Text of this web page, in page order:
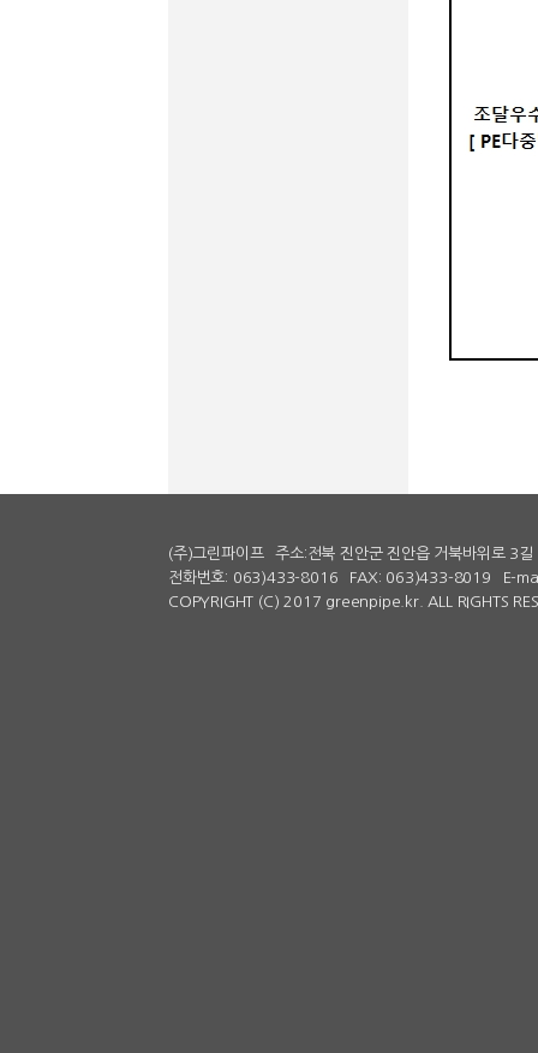
(주)그린파이프
주소:전북 진안군 진안읍 거북바위로 3
전화번호: 063)433-8016
FAX: 063)433-8019
E-
COPYRIGHT (C) 2017 greenpipe.kr. ALL RIGHTS